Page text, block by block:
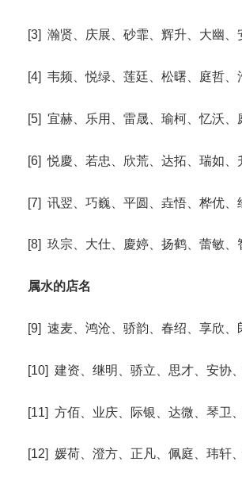
[3] 瀚贤、庆展、砂霏、辉升、大幽、
[4] 韦频、悦绿、莲廷、松曙、庭哲、
[5] 宜赫、乐用、雷晟、瑜柯、忆沃、
[6] 悦慶、若忠、欣荒、达拓、瑞如、
[7] 讯翌、巧巍、平圆、垚悟、桦优、
[8] 玖宗、大仕、慶婷、扬鹤、蕾敏、
属水的店名
[9] 速麦、鸿沧、骄韵、春绍、享欣、
[10] 建资、继明、骄立、思才、安协
[11] 方佰、业庆、际银、达微、琴卫
[12] 媛荷、澄方、正凡、佩庭、玮轩